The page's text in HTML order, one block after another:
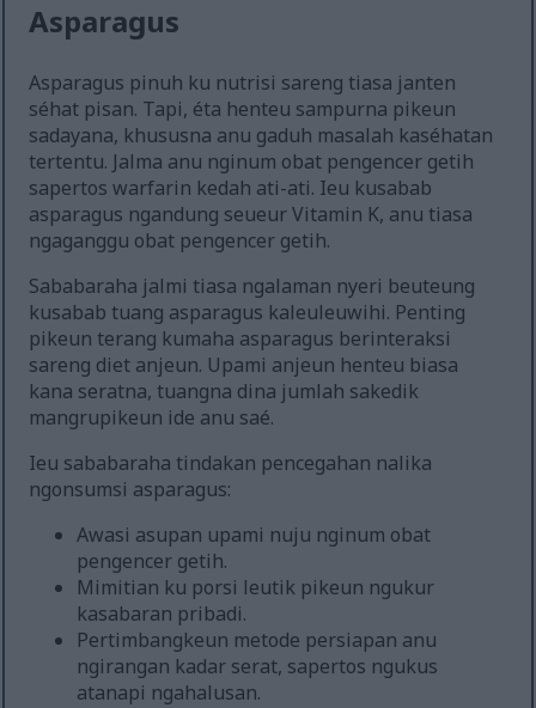
Asparagus
Asparagus pinuh ku nutrisi sareng tiasa janten
séhat pisan. Tapi, éta henteu sampurna pikeun
sadayana, khususna anu gaduh masalah kaséhatan
tertentu. Jalma anu nginum obat pengencer getih
sapertos warfarin kedah ati-ati. Ieu kusabab
asparagus ngandung seueur Vitamin K, anu tiasa
ngaganggu obat pengencer getih.
Sababaraha jalmi tiasa ngalaman nyeri beuteung
kusabab tuang asparagus kaleuleuwihi. Penting
pikeun terang kumaha asparagus berinteraksi
sareng diet anjeun. Upami anjeun henteu biasa
kana seratna, tuangna dina jumlah sakedik
mangrupikeun ide anu saé.
Ieu sababaraha tindakan pencegahan nalika
ngonsumsi asparagus:
Awasi asupan upami nuju nginum obat
pengencer getih.
Mimitian ku porsi leutik pikeun ngukur
kasabaran pribadi.
Pertimbangkeun metode persiapan anu
ngirangan kadar serat, sapertos ngukus
atanapi ngahalusan.